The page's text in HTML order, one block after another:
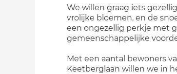
We willen graag iets
vrolijke bloemen, en de
een ongezellig perkje met
gemeenschappelijke
Met een aantal bewoners
Keetberglaan willen we in